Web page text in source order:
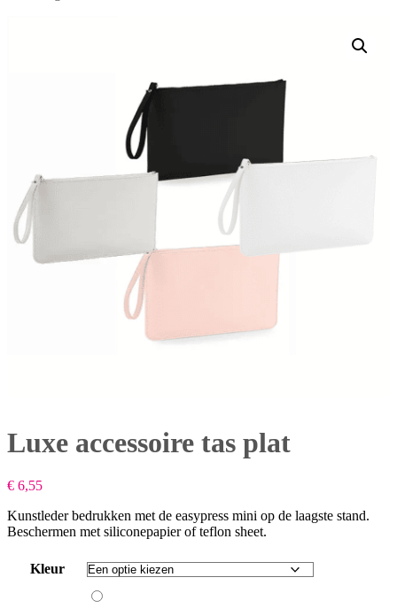
Luxe accessoire tas plat
€ 6,55
Kunstleder bedrukken met de easypress mini op de laagste stand.
Beschermen met siliconepapier of teflon sheet.
Kleur
Babyroze